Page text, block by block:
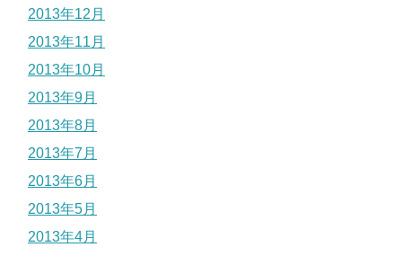
2013年12月
2013年11月
2013年10月
2013年9月
2013年8月
2013年7月
2013年6月
2013年5月
2013年4月